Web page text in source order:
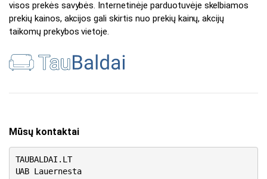
visos prekės savybės. Internetinėje parduotuvėje skelbiamos
prekių kainos, akcijos gali skirtis nuo prekių kainų, akcijų
taikomų prekybos vietoje.
Mūsų kontaktai
TAUBALDAI.LT
UAB Lauernesta